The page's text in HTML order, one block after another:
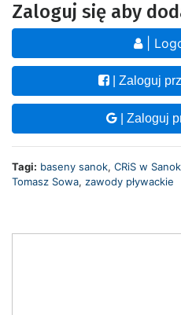
Zaloguj się aby
|
| Zaloguj
| Zaloguj
Tagi: baseny sanok, CRiS w
Tomasz Sowa, zawody pływackie